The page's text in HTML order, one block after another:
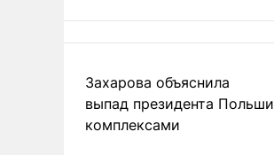
Захарова объяснила
выпад президента Польши
комплексами